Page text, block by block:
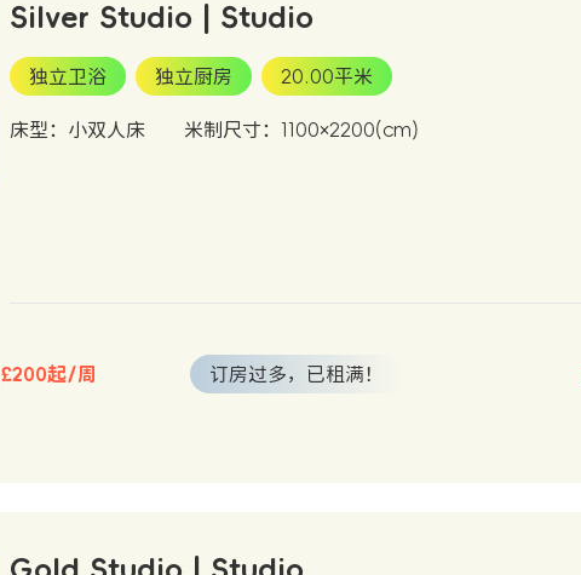
Silver Studio | Studio
独立卫浴 独立厨房 20.00平米
床型：小双人床 米制尺寸：1100×2200(cm)
£200起/周 订房过多，已租满！